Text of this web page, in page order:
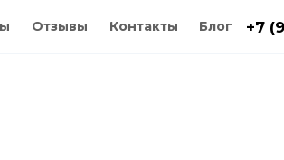
+7
Отзывы Контакты Блог